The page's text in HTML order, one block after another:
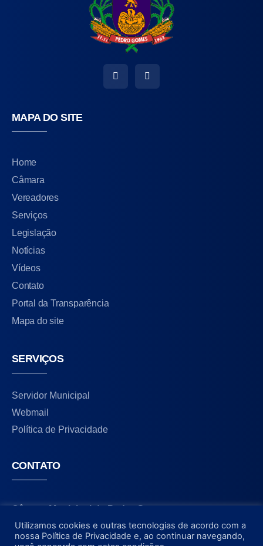
MAPA DO SITE
Home
Câmara
Vereadores
Serviços
Legislação
Notícias
Vídeos
Contato
Portal da Transparência
Mapa do site
SERVIÇOS
Servidor Municipal
Webmail
Política de Privacidade
CONTATO
Câmara Municipal de Pedro Gomes
Rua Campo Grande, 300
Pedro Gomes/MS
Utilizamos cookies e outras tecnologias de acordo com a
nossa Política de Privacidade e, ao continuar navegando,